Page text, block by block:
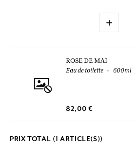
+
ROSE DE MAI
Eau de toilette
600ml
82,00 €
PRIX TOTAL (1 ARTICLE(S))